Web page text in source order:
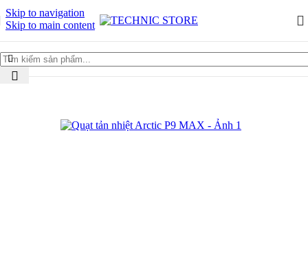
Skip to navigation
Skip to main content